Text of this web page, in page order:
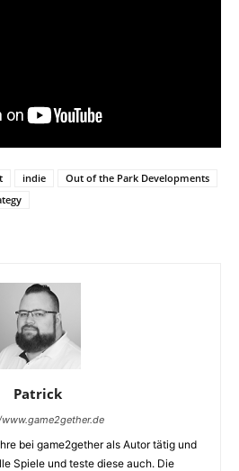
indie
Out of the Park Developments
Patrick
bei game2gether als Autor tätig und
Spiele und teste diese auch. Die